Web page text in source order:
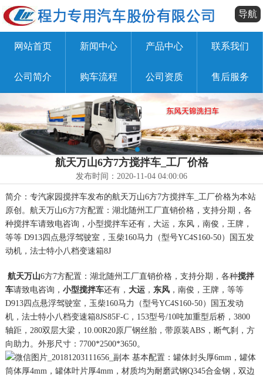
导航
网站首页 新闻中心 产品中心 联系我们
公司简介 购车流程 公司资质 售后服务
航天万山6方7方搅拌车_工厂价格
发布时间：2020-11-04 04:00:06
简介：专汽家园搅拌车发布的航天万山6方7方搅拌车_工厂价格为本站
原创。航天万山6方7方配置：湖北随州工厂直销价格，支持分期，各
种搅拌车请致电咨询，小型搅拌车还有，大运，东风，南俊，王牌，
等等 D913四点悬浮驾驶室，玉柴160马力（型号YC4S160-50）国五发
动机，法士特小八档变速箱8J
航天万山6方7方配置：湖北随州工厂直销价格，支持分期，各种搅拌
车请致电咨询， 小型搅拌车还有， 大运， 东风，南俊，王牌，等等
D913四点悬浮驾驶室，玉柴160马力（型号YC4S160-50）国五发动
机，法士特小八档变速箱8JS85F-C，153型号/10吨加重型后桥，3800
轴距，280双层大梁，10.00R20原厂钢丝胎，带原装ABS，断气刹，方
向助力。外形尺寸：7700*2500*3650。
基本配置：罐体封头厚6mm，罐体
筒体厚4mm，罐体叶片厚4mm，材质均为耐磨武钢Q345合金钢，双边